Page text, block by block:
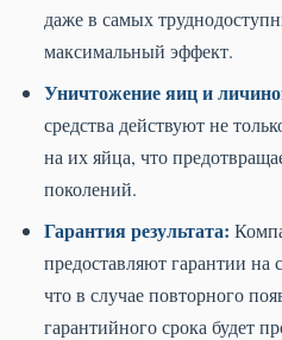
даже в самых
максимальный эффект.
Уничтожение яиц и
средства действуют не
на их яйца, что
поколений.
Гарантия результата:
предоставляют гарантии на
что в случае повторного
гарантийного срока будет